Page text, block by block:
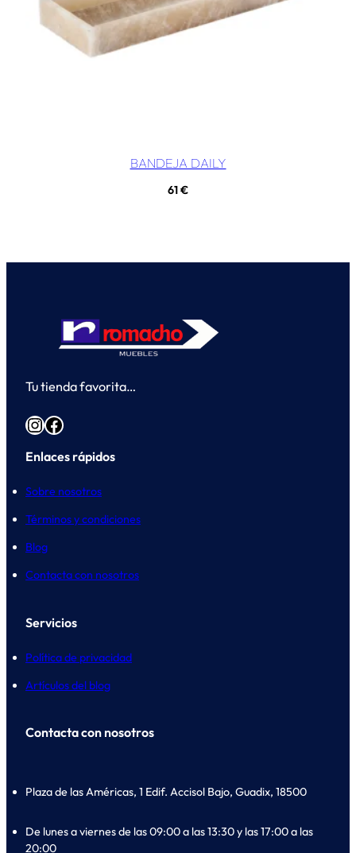
BANDEJA DAILY
61€
Tu tienda favorita…
InstagramFacebook
Enlaces rápidos
Sobre nosotros
Términos y condiciones
Blog
Contacta con nosotros
Servicios
Política de privacidad
Artículos del blog
Contacta con nosotros
Plaza de las Américas, 1 Edif. Accisol Bajo, Guadix, 18500
De lunes a viernes de las 09:00 a las 13:30 y las 17:00 a las
20:00